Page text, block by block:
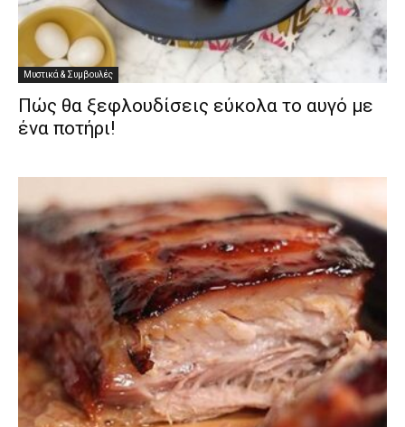
Μυστικά & Συμβουλές
Πώς θα ξεφλουδίσεις εύκολα το αυγό με
ένα ποτήρι!